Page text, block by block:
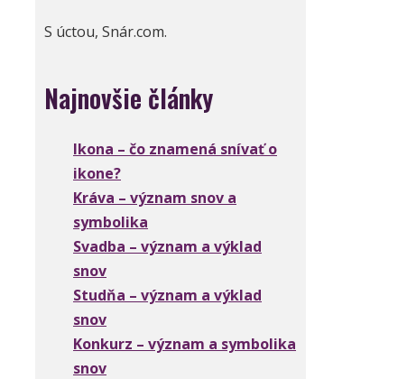
S úctou, Snár.com.
Najnovšie články
Ikona – čo znamená snívať o
ikone?
Kráva – význam snov a
symbolika
Svadba – význam a výklad
snov
Studňa – význam a výklad
snov
Konkurz – význam a symbolika
snov